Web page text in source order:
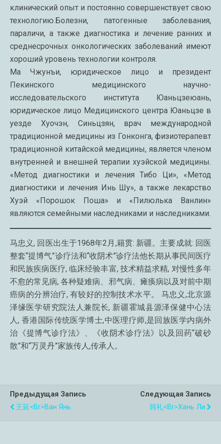
клинический опыт и постоянно совершенствует свою
технологию.Болезни, патогенные заболевания,
параличи, а также диагностика и лечение ранних и
среднесрочных онкологических заболеваний имеют
хороший уровень технологии контроля.
Ма Чжунъи, юридическое лицо и президент
Пекинского медицинского научно-
исследовательского института Юаньцзеюань,
юридическое лицо Медицинского центра Юаньцзе в
уезде Хуочэн, Синьцзян, врач международной
традиционной медицины из Гонконга, физиотерапевт
традиционной китайской медицины, является членом
внутренней и внешней терапии хуэйской медицины.
«Метод диагностики и лечения Тибо Ци», «Метод
диагностики и лечения Инь Шу», а также лекарство
Хуэй «Порошок Поша» и «Пилюлька Ванлин»
являются семейными наследниками и наследниками.
马忠义, 回医出生于1968年2月,籍贯: 新疆。主要成就: 回医
整套“提博气”诊疗法和“收阴术”诊疗法他长期从事民间医疗
和民族疾病医疗, 临床经验丰富, 技术精益求精, 对慢性多年
不愈的常见病, 各种疑难病、邪气病、瘫痪病以及对前中期
癌病的分辨治疗, 有较好的控制技术水平。 马忠义,北京源
泽缘医学研究院法人兼院长, 新疆霍城县源泽保健中心法
人, 香港国际传统医学博士,中医理疗师,是回族医学内病外
治《提博气诊疗法》、《收阴术诊疗法》以及回药“破砂
散”和“万灵丹”家族传人,传承人。
Предыдущая Запись
王延<br>Ван Янь
Следующая Запись
韩礼<br>Хань Ли